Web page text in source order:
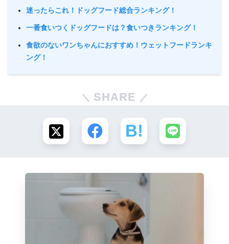
迷ったらこれ！ドッグフード総合ランキング！
一番食いつくドッグフードは？食いつきランキング！
食欲のないワンちゃんにおすすめ！ウェットフードランキ
ング！
SHARE